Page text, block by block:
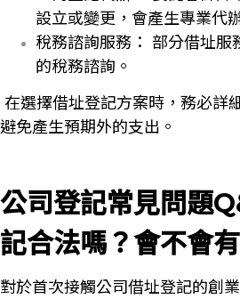
設立或變更，會產生專業代
稅務諮詢服務： 部分借址服
的稅務諮詢。
在選擇借址登記方案時，務必詳
避免產生預期外的支出。
公司登記常見問題
記合法嗎？會不會
對於首次接觸公司借址登記的創